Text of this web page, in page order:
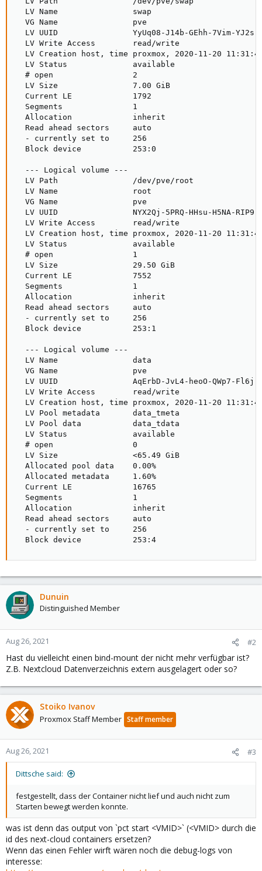
  LV Name                swap
  VG Name                pve
LV UUID                YyUq08-J14b-GEhh-7Vim-YJ2s-
  LV Write Access        read/write
LV Creation host, time proxmox, 2020-11-20
  LV Status              available
  # open                 2
  LV Size                7.00 GiB
  Current LE             1792
  Segments               1
  Allocation             inherit
  Read ahead sectors     auto
  - currently set to     256
  Block device           253:0
  --- Logical volume ---
  LV Path                /dev/pve/root
  LV Name                root
  VG Name                pve
LV UUID                NYX2Qj-5PRQ-HHsu-H5NA-RIP9-
  LV Write Access        read/write
LV Creation host, time proxmox, 2020-11-20
  LV Status              available
  # open                 1
  LV Size                29.50 GiB
  Current LE             7552
  Segments               1
  Allocation             inherit
  Read ahead sectors     auto
  - currently set to     256
  Block device           253:1
  --- Logical volume ---
  LV Name                data
  VG Name                pve
LV UUID                AqErbD-JvL4-heoO-QWp7-Fl6j-
  LV Write Access        read/write
LV Creation host, time proxmox, 2020-11-20
  LV Pool metadata       data_tmeta
  LV Pool data           data_tdata
  LV Status              available
  # open                 0
  LV Size                <65.49 GiB
  Allocated pool data    0.00%
  Allocated metadata     1.60%
  Current LE             16765
  Segments               1
  Allocation             inherit
  Read ahead sectors     auto
  - currently set to     256
  Block device           253:4
Dunuin
Distinguished Member
Aug 26, 2021 #2
Hast du vielleicht einen bind-mount der nicht mehr verfügbar ist?
Z.B. Nextcloud Datenverzeichnis extern ausgelagert oder so?
Stoiko Ivanov
Proxmox Staff Member Staff member
Aug 26, 2021 #3
Dittsche said:
festgestellt, dass der Container nicht lief und auch nicht zum
Starten bewegt werden konnte.
was ist denn das output von `pct start <VMID>` (<VMID> durch die
id des next-cloud containers ersetzen?
Wenn das einen Fehler wirft wären noch die debug-logs von
interesse: